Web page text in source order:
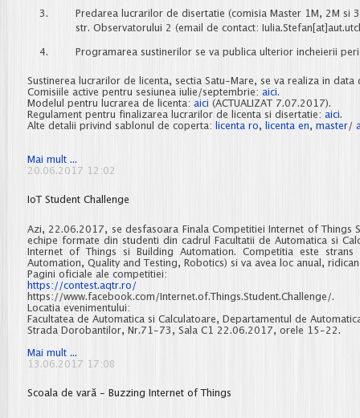
Predarea lucrarilor de disertatie (comisia Master 1M, 2M
str. Observatorului 2 (email de contact:
Programarea sustinerilor se va publica ulterior incheierii
Sustinerea lucrarilor de licenta, sectia Satu-Mare, se va realiza in
Comisiile active pentru sesiunea iulie/septembrie: aici.
Modelul pentru lucrarea de licenta: aici (ACTUALIZAT 7.07.2017).
Regulament pentru finalizarea lucrarilor de licenta si disertatie: aici.
Alte detalii privind sablonul de coperta:
licenta ro, licenta en, master/
Mai mult ...
privind
-
iulie
2017
20.06.2017 12:02
IoT Student Challenge
Azi, 22.06.2017, se desfasoara Finala Competitiei Internet of
echipe formate din studenti din cadrul Facultatii de Automatica si
Internet of Things si Building Automation. Competitia este
Automation, Quality and
Testing, Robotics) si va avea loc anual,
Pagini oficiale ale competitiei:
https://contest.aqtr.ro/
https://www.facebook.com/Internet.of.Things.Student.Challenge/.
Locatia evenimentului:
Facultatea de Automatica si Calculatoare, Departamentul de
Strada Dorobantilor, Nr.71-73, Sala C1 22.06.2017, orele 15-22.
Mai mult ...
Student
13.06.2017 17:08
Scoala de vară - Buzzing Internet of Things